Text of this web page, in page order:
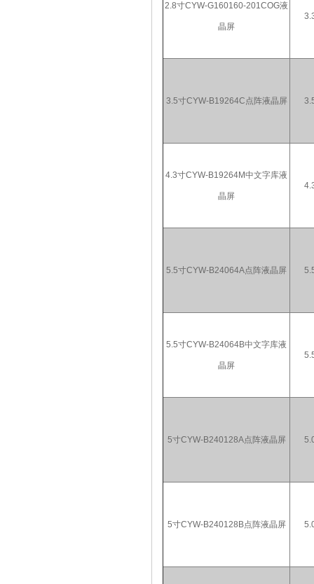
2.8寸CYW-G160160-201COG液
晶屏
3.5寸CYW-B19264C点阵液晶屏
4.3寸CYW-B19264M中文字库液
晶屏
5.5寸CYW-B24064A点阵液晶屏
5.5寸CYW-B24064B中文字库液
晶屏
5寸CYW-B240128A点阵液晶屏
5寸CYW-B240128B点阵液晶屏